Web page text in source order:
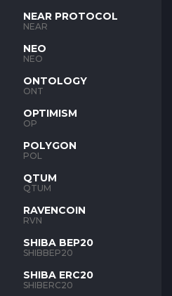
NEAR PROTOCOL
NEAR
NEO
NEO
ONTOLOGY
ONT
OPTIMISM
OP
POLYGON
POL
QTUM
QTUM
RAVENCOIN
RVN
SHIBA BEP20
SHIBBEP20
SHIBA ERC20
SHIBERC20